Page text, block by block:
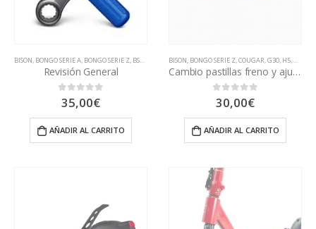
BISON, BONGO SERIE A, BONGO SERIE Z, BSK1000 COUGAR, DUALTRON,ELEKTRA,G30,JOYOR F1,
Revisión General
0out of 5
35,00€
AÑADIR AL CARRITO
BISON, BONGO SERIE Z,COUGAR,G30, H5, K2
Cambio pastillas freno y ajuste
0out of 5
30,00€
AÑADIR AL CARRITO